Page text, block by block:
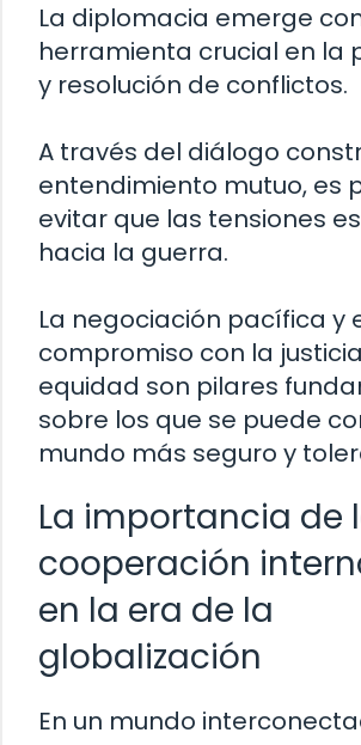
La diplomacia emerge
herramienta crucial en la
y resolución de conflictos.
A través del diálogo
entendimiento mutuo, es
evitar que las tensiones
hacia la guerra.
La negociación pacífica y
compromiso con la
equidad son pilares
sobre los que se puede
mundo más seguro y
La importancia de
cooperación
en la era de la
globalización
En un mundo